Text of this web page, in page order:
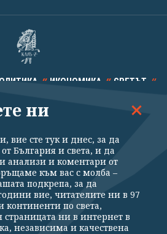
ИКОНОМИКА СВЕТЪТ
ТЕХНОЛОГИИ КАЛЕЙДОСКОП
Политика за поверителност
Контакти
За Клуб Z
ни
вие сте тук и днес, за да
България и света, и да
анализи и коментари от
към вас с молба –
подкрепа, за да
вие, читателите ни в 97
континенти по света,
страницата ни в интернет в
независима и качествена